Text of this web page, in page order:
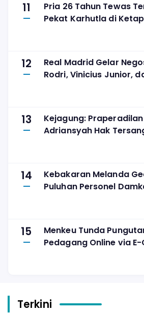
11
Pria 26 Tahun Tewas
Pekat Karhutla di
12
Real Madrid Gelar
Rodri, Vinicius Junior,
13
Kejagung:
Adriansyah Hak
14
Kebakaran Melanda
Puluhan Personel
15
Menkeu Tunda
Pedagang Online via
Terkini